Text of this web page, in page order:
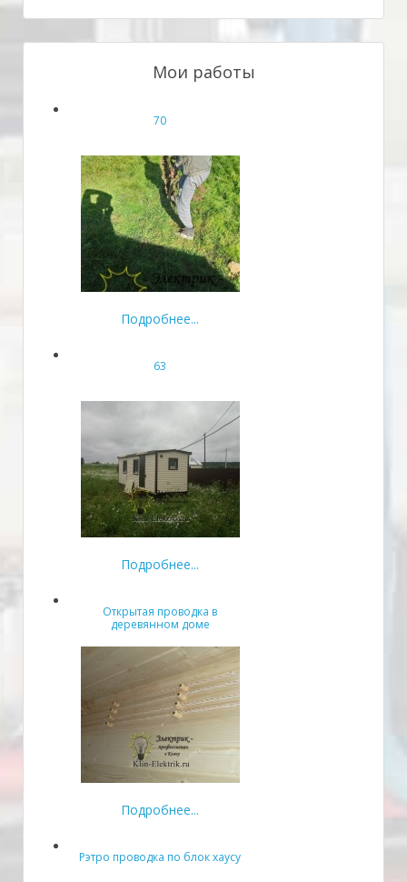
Мои работы
70
Подробнее...
63
Подробнее...
Открытая проводка в
деревянном доме
Подробнее...
Рэтро проводка по блок хаусу